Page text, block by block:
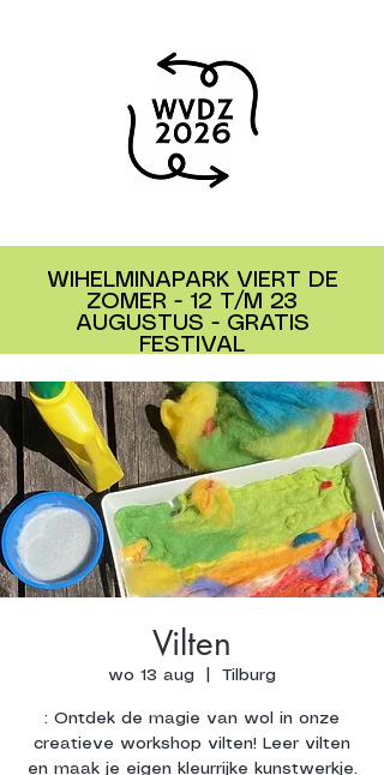
WIHELMINAPARK VIERT DE
ZOMER - 12 T/M 23
AUGUSTUS - GRATIS
FESTIVAL
Vilten
wo 13 aug Tilburg
: Ontdek de magie van wol in onze
creatieve workshop vilten! Leer vilten
en maak je eigen kleurrijke kunstwerkje.